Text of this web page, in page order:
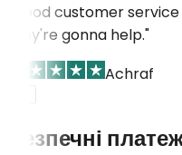
"Good customer
they're gonna help."
Achraf
Безпечні